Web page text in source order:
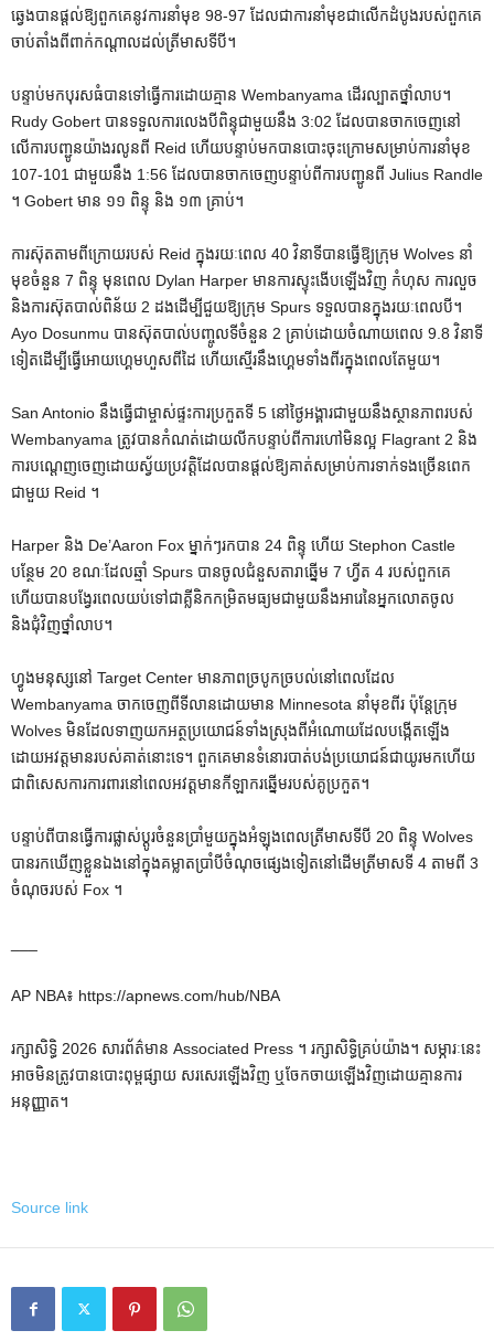
ឆ្វេងបានផ្តល់ឱ្យពួកគេនូវការនាំមុខ 98-97 ដែលជាការនាំមុខជាលើកដំបូងរបស់ពួកគេ
ចាប់តាំងពីពាក់កណ្តាលដល់ត្រីមាសទីបី។
បន្ទាប់មកបុរសធំបានទៅធ្វើការដោយគ្មាន Wembanyama ដើរល្បាតថ្នាំលាប។
Rudy Gobert បានទទួលការលេងបីពិន្ទុជាមួយនឹង 3:02 ដែលបានចាកចេញនៅ
លើការបញ្ជូនយ៉ាងរលូនពី Reid ហើយបន្ទាប់មកបានបោះចុះក្រោមសម្រាប់ការនាំមុខ
107-101 ជាមួយនឹង 1:56 ដែលបានចាកចេញបន្ទាប់ពីការបញ្ជូនពី Julius Randle
។ Gobert មាន ១១ ពិន្ទុ និង ១៣ គ្រាប់។
ការស៊ុតតាមពីក្រោយរបស់ Reid ក្នុងរយៈពេល 40 វិនាទីបានធ្វើឱ្យក្រុម Wolves នាំ
មុខចំនួន 7 ពិន្ទុ មុនពេល Dylan Harper មានការស្ទុះងើបឡើងវិញ កំហុស ការលួច
និងការស៊ុតបាល់ពិន័យ 2 ដងដើម្បីជួយឱ្យក្រុម Spurs ទទួលបានក្នុងរយៈពេលបី។
Ayo Dosunmu បានស៊ុតបាល់បញ្ចូលទីចំនួន 2 គ្រាប់ដោយចំណាយពេល 9.8 វិនាទី
ទៀតដើម្បីធ្វើអោយហ្គេមហួសពីដៃ ហើយស្មើរនឹងហ្គេមទាំងពីរក្នុងពេលតែមួយ។
San Antonio នឹងធ្វើជាម្ចាស់ផ្ទះការប្រកួតទី 5 នៅថ្ងៃអង្គារជាមួយនឹងស្ថានភាពរបស់
Wembanyama ត្រូវបានកំណត់ដោយលីកបន្ទាប់ពីការហៅមិនល្អ Flagrant 2 និង
ការបណ្តេញចេញដោយស្វ័យប្រវត្តិដែលបានផ្តល់ឱ្យគាត់សម្រាប់ការទាក់ទងច្រើនពេក
ជាមួយ Reid ។
Harper និង De’Aaron Fox ម្នាក់ៗរកបាន 24 ពិន្ទុ ហើយ Stephon Castle
បន្ថែម 20 ខណៈដែលឆ្មាំ Spurs បានចូលជំនួសតារាឆ្នើម 7 ហ្វីត 4 របស់ពួកគេ
ហើយបានបង្វែរពេលយប់ទៅជាគ្លីនិកកម្រិតមធ្យមជាមួយនឹងអារេនៃអ្នកលោតចូល
និងជុំវិញថ្នាំលាប។
ហ្វូងមនុស្សនៅ Target Center មានភាពច្របូកច្របល់នៅពេលដែល
Wembanyama ចាកចេញពីទីលានដោយមាន Minnesota នាំមុខពីរ ប៉ុន្តែក្រុម
Wolves មិនដែលទាញយកអត្ថប្រយោជន៍ទាំងស្រុងពីអំណោយដែលបង្កើតឡើង
ដោយអវត្តមានរបស់គាត់នោះទេ។ ពួក​គេ​មាន​ទំនោរ​បាត់បង់​ប្រយោជន៍​ជា​យូរ​មក​ហើយ
ជា​ពិសេស​ការ​ការពារ​នៅ​ពេល​អវត្តមាន​កីឡាករ​ឆ្នើម​របស់​គូប្រកួត។
បន្ទាប់ពីបានធ្វើការផ្លាស់ប្តូរចំនួនប្រាំមួយក្នុងអំឡុងពេលត្រីមាសទីបី 20 ពិន្ទុ Wolves
បានរកឃើញខ្លួនឯងនៅក្នុងគម្លាតប្រាំបីចំណុចផ្សេងទៀតនៅដើមត្រីមាសទី 4 តាមពី 3
ចំណុចរបស់ Fox ។
AP NBA៖ https://apnews.com/hub/NBA
រក្សាសិទ្ធិ 2026 សារព័ត៌មាន Associated Press ។ រក្សាសិទ្ធិគ្រប់យ៉ាង។ សម្ភារៈនេះ
អាចមិនត្រូវបានបោះពុម្ពផ្សាយ សរសេរឡើងវិញ ឬចែកចាយឡើងវិញដោយគ្មានការ
អនុញ្ញាត។
Source link